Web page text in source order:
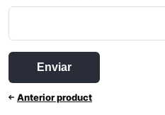
Anterior product